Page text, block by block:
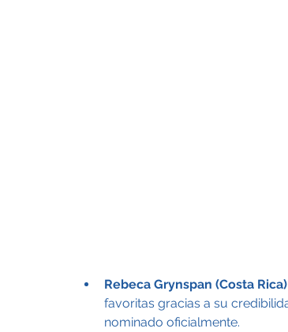
Rebeca Grynspan (Costa Rica)
favoritas gracias a su
nominado oficialmente.